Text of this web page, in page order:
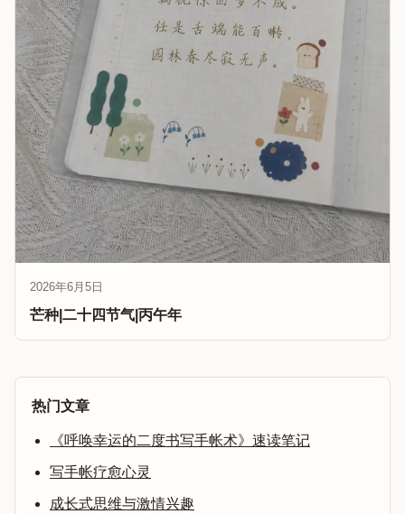
2026年6月5日
芒种|二十四节气|丙午年
热门文章
《呼唤幸运的二度书写手帐术》速读笔记
写手帐疗愈心灵
成长式思维与激情兴趣